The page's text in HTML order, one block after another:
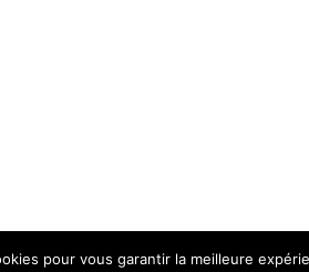
pour vous garantir la meilleure